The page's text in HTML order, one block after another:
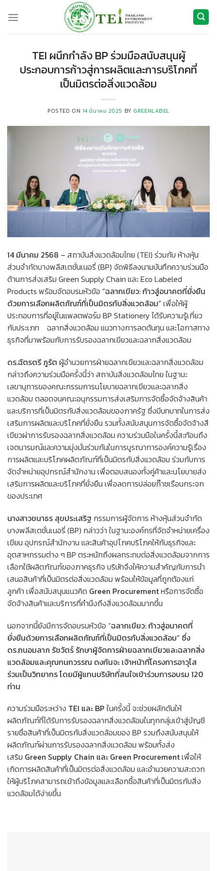
TEI ผนึกกำลัง BP ร่วมมือสนับสนุนผู้
ประกอบการก้าวสู่การผลิตและการบริโภคที่
เป็นมิตรต่อสิ่งแวดล้อม
POSTED ON 14 มีนาคม 2025 BY GREENLABEL
14 มีนาคม 2568 – สถาบันสิ่งแวดล้อมไทย (TEI) ร่วมกับ ห้างหุ้น
ส่วนจำกัดบางพลีสเตชั่นเนอรี่ (BP) จัดพิธีลงนามบันทึกความร่วมมือ
ด้านการส่งเสริม Green Supply Chain และ Eco Labeled
Products พร้อมจัดอบรมหัวข้อ “ฉลากเขียว: ก้าวสู่อนาคตที่ยั่งยืน
ด้วยการเลือกผลิตภัณฑ์ที่เป็นมิตรกับสิ่งแวดล้อม” เพื่อให้ผู้
ประกอบการที่อยู่ในแพลตฟอร์ม BP Stationery ได้รับความรู้เกี่ยว
กับประเภท ฉลากสิ่งแวดล้อม แนวทางการลดต้นทุน และโอกาสทาง
ธุรกิจที่มาพร้อมกับการรับรองฉลากเขียวและฉลากสิ่งแวดล้อม
ดร.ฉัตรตรี ภูรัต ผู้อำนวยการฝ่ายฉลากเขียวและฉลากสิ่งแวดล้อม
กล่าวถึงความร่วมมือครั้งนี้ว่า สถาบันสิ่งแวดล้อมไทย ในฐานะ
เลขานุการของคณะกรรมการนโยบายฉลากเขียวและฉลากสิ่ง
แวดล้อม ตลอดจนคณะอนุกรรมการส่งเสริมการจัดซื้อจัดจ้างสินค้า
และบริการที่เป็นมิตรกับสิ่งแวดล้อมของภาครัฐ ซึ่งมีบทบาทในการส่ง
เสริมการผลิตและบริโภคที่ยั่งยืน รวมทั้งสนับสนุนการจัดซื้อจัดจ้างสี
เขียวผ่าการรับรองฉลากสิ่งแวดล้อม ความร่วมมือในครั้งนี้สะท้อนถึง
เจตนารมณ์และความมุ่งมั่นร่วมกันในการบูรณาการองค์ความรู้เรื่อง
การผลิตและบริโภคผลิตภัณฑ์ที่เป็นมิตรกับสิ่งแวดล้อม ร่วมกับการ
จัดจำหน่ายอุปกรณ์สำนักงาน เพื่อตอบสนองทั้งคู่ค้าและนโยบายส่ง
เสริมการผลิตและบริโภคที่ยั่งยืน เพื่อลดการปล่อยก๊าซเรือนกระจก
ของประเทศ
นางสาวชนาธร สุขประเสริฐ กรรมการผู้จัดการ ห้างหุ้นส่วนจำกัด
บางพลีสเตชั่นเนอรี่ (BP) กล่าวว่า ในฐานะองค์กรที่จัดจำหน่ายเครื่อง
เขียน อุปกรณ์สำนักงาน และสินค้าอุปโภคบริโภคให้กับธุรกิจและ
อุตสาหกรรมต่าง ๆ BP ตระหนักถึงผลกระทบต่อสิ่งแวดล้อมจากการ
เลือกใช้ผลิตภัณฑ์ของภาคธุรกิจ บริษัทจึงให้ความสำคัญกับการนำ
เสนอสินค้าที่เป็นมิตรต่อสิ่งแวดล้อม พร้อมให้ข้อมูลที่ถูกต้องแก่
ลูกค้า เพื่อสนับสนุนแนวคิด Green Procurementหรือการจัดซื้อ
จัดจ้างสินค้าและบริการที่คำนึงถึงสิ่งแวดล้อมมากขึ้น
นอกจากนี้ยังมีการจัดอบรมหัวข้อ “ฉลากเขียว: ก้าวสู่อนาคตที่
ยั่งยืนด้วยการเลือกผลิตภัณฑ์ที่เป็นมิตรกับสิ่งแวดล้อม” ซึ่ง
ดร.ถนอมลาภ รัชวัตร์ รักษาผู้จัดการฝ่ายฉลากเขียวและฉลากสิ่ง
แวดล้อมและคุณกนกวรรณ ดงกันจะ เจ้าหน้าที่โครงการอาวุโส
ร่วมเป็นวิทยากร โดยมีผู้แทนบริษัทที่สนใจเข้าร่วมการอบรม 120
ท่าน
ความร่วมมือระหว่าง TEI และ BP ในครั้งนี้ จะช่วยผลักดันให้
ผลิตภัณฑ์ที่ได้รับการรับรองฉลากสิ่งแวดล้อมในทุกกลุ่มเข้าสู่บัญชี
รายชื่อสินค้าที่เป็นมิตรกับสิ่งแวดล้อมของ BP รวมถึงสนับสนุนให้
ผลิตภัณฑ์ผ่านการรับรองฉลากสิ่งแวดล้อม พร้อมทั้งส่ง
เสริม Green Supply Chain และ Green Procurementเพื่อให้
เกิดการผลิตสินค้าที่เป็นมิตรต่อสิ่งแวดล้อม และอำนวยความสะดวก
ให้ผู้บริโภคสามารถเข้าถึงข้อมูลและเลือกซื้อสินค้าที่เป็นมิตรกับสิ่ง
แวดล้อมได้ง่ายขึ้น